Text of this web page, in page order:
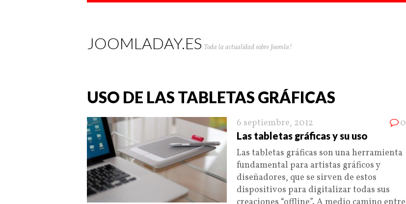
JOOMLADAY.ES Toda la actualidad sobre Joomla!
USO DE LAS TABLETAS GRÁFICAS
6 septiembre, 2012 0
Las tabletas gráficas y su uso
Las tabletas gráficas son una herramienta
fundamental para artistas gráficos y
diseñadores, que se sirven de estos
dispositivos para digitalizar todas sus